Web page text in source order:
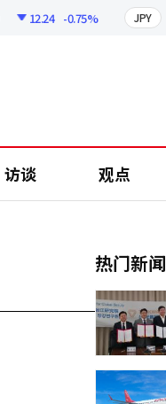
12.24 -0.75% JPY
访谈 观点
热门新闻